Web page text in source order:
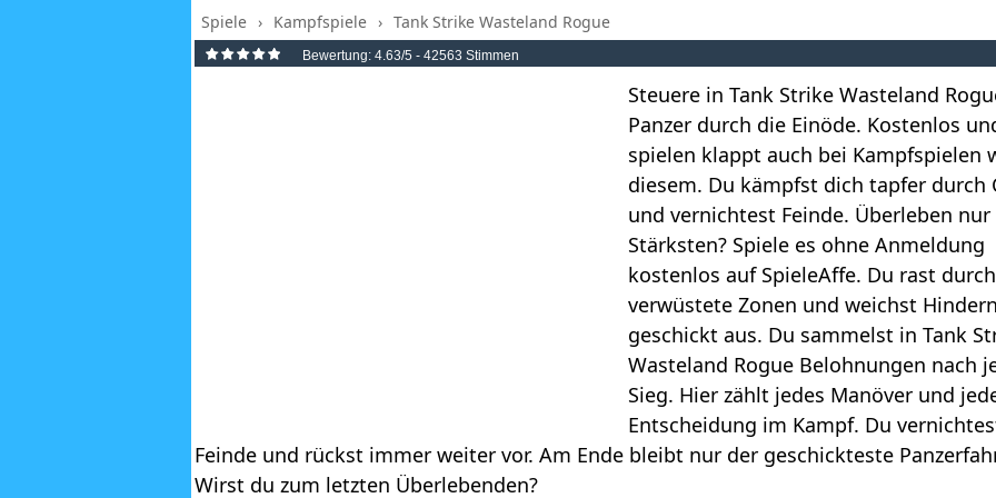
Spiele › Kampfspiele › Tank Strike Wasteland Rogue
Bewertung: 4.63/5 - 42563 Stimmen
Steuere in Tank Strike Wasteland
Panzer durch die Einöde. Kostenlos
spielen klappt auch bei Kampfspielen
diesem. Du kämpfst dich tapfer durch
und vernichtest Feinde. Überleben nur
Stärksten? Spiele es ohne Anmeldung
kostenlos auf SpieleAffe. Du rast durch
verwüstete Zonen und weichst
geschickt aus. Du sammelst in Tank
Wasteland Rogue Belohnungen nach
Sieg. Hier zählt jedes Manöver und
Entscheidung im Kampf. Du
Feinde und rückst immer weiter vor. Am Ende bleibt nur der geschickteste
Wirst du zum letzten Überlebenden?